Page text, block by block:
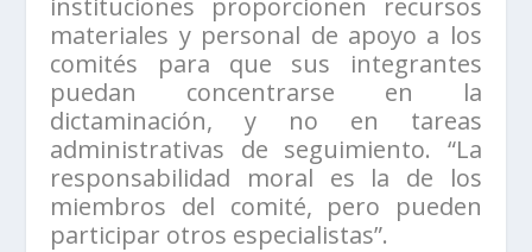
materiales y personal de apoyo a los
comités para que sus integrantes
puedan concentrarse en la
dictaminación, y no en tareas
administrativas de seguimiento. “La
responsabilidad moral es la de los
miembros del comité, pero pueden
participar otros especialistas”.